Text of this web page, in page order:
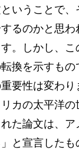
いうことで、
るのかと思
。しかし、
換を示すもの
要性は変わり
カの太平洋の
た論文は、
と宣言した